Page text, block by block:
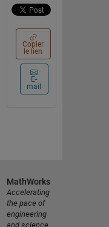
Copier
le lien
E-
mail
MathWorks
Accelerating
the pace of
engineering
and science